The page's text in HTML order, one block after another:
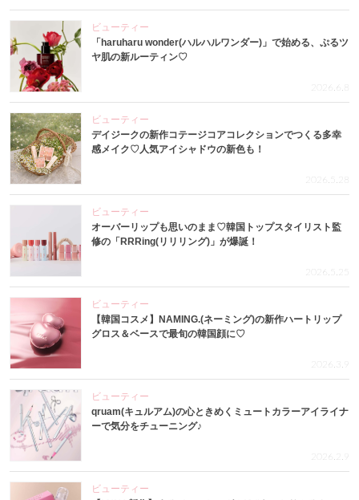
ビューティー
「haruharu wonder(ハルハルワンダー)」で始める、ぷるツ
ヤ肌の新ルーティン♡
2026.6.8
ビューティー
デイジークの新作コテージコアコレクションでつくる多幸
感メイク♡人気アイシャドウの新色も！
2026.5.28
ビューティー
オーバーリップも思いのまま♡韓国トップスタイリスト監
修の「RRRing(リリリング)」が爆誕！
2026.5.25
ビューティー
【韓国コスメ】NAMING.(ネーミング)の新作ハートリップ
グロス＆ベースで最旬の韓国顔に♡
2026.3.9
ビューティー
qruam(キュルアム)の心ときめくミュートカラーアイライナ
ーで気分をチューニング♪
2026.2.9
ビューティー